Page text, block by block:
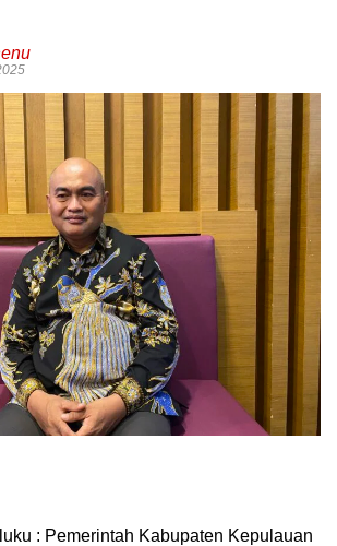
: Pemerintah Kabupaten Kepulauan